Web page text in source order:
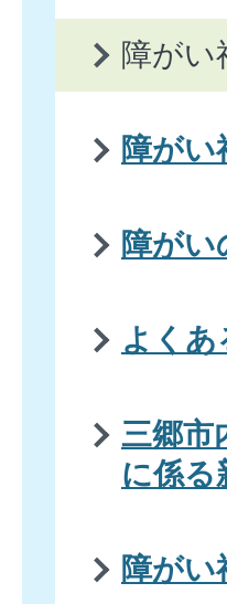
障がい
障がい
障が
よくあ
三郷市
に係る
障がい